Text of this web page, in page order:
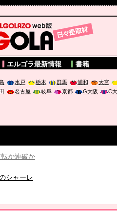
エルゴラ最新情報 書籍
水戸 栃木 群馬 浦和
大宮
名古屋 岐阜 京都 G大阪
C
か連破か
シャーレ
らない